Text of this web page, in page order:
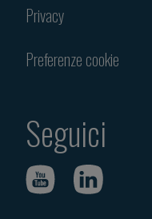
Privacy
Preferenze cookie
Seguici